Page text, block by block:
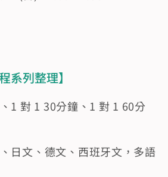
系列整理】
1 對 1 30分鐘、1 對 1 60分
日文、德文、西班牙文，多語